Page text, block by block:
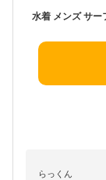
らっくん